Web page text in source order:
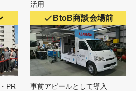
活用
PR
BtoB商談会場前
事前アピールとして導入